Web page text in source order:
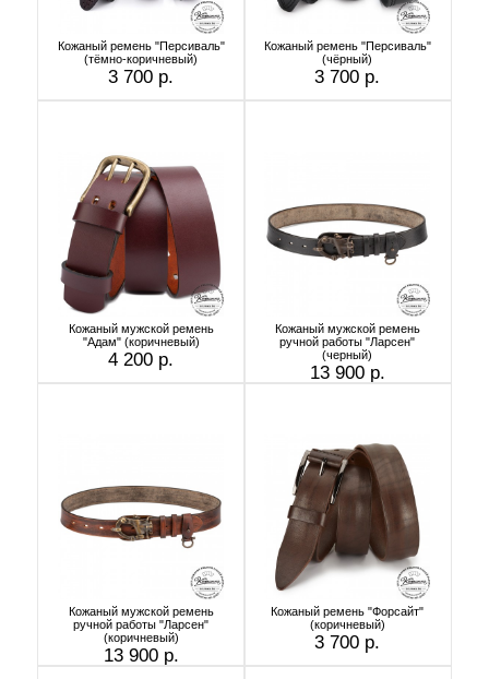
Кожаный ремень "Персиваль"
(тёмно-коричневый)
3 700 р.
Кожаный ремень "Персиваль"
(чёрный)
3 700 р.
Кожаный мужской ремень
"Адам" (коричневый)
4 200 р.
Кожаный мужской ремень
ручной работы "Ларсен"
(черный)
13 900 р.
Кожаный мужской ремень
ручной работы "Ларсен"
(коричневый)
13 900 р.
Кожаный ремень "Форсайт"
(коричневый)
3 700 р.